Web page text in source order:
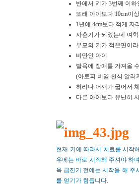
반에서 키가 3번째 이하
또래 아이보다 10cm이
1년에 4cm보다 적게 자
사춘기가 되었는데 여
부모의 키가 적은편이
비만인 아이
발육에 장애를 가져올
(아토피 비염 천식 알러
허리나 어깨가 굽어서
다른 아이보다 유난히
현재 키에 따라서 치료를 시작
우에는 바로 시작해 주셔야 하
육 급진기 전에는 시작을 해 주
를 얻기가 힘듭니다.